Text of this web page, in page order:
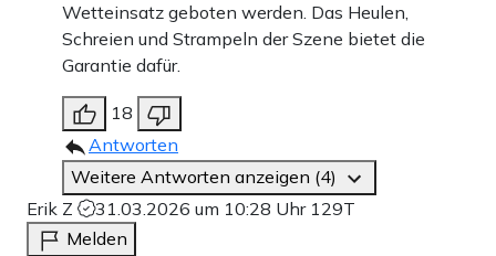
Wetteinsatz geboten werden. Das Heulen,
Schreien und Strampeln der Szene bietet die
Garantie dafür.
18
Antworten
Weitere Antworten anzeigen (4)
Erik Z
31.03.2026 um 10:28 Uhr 129T
Melden